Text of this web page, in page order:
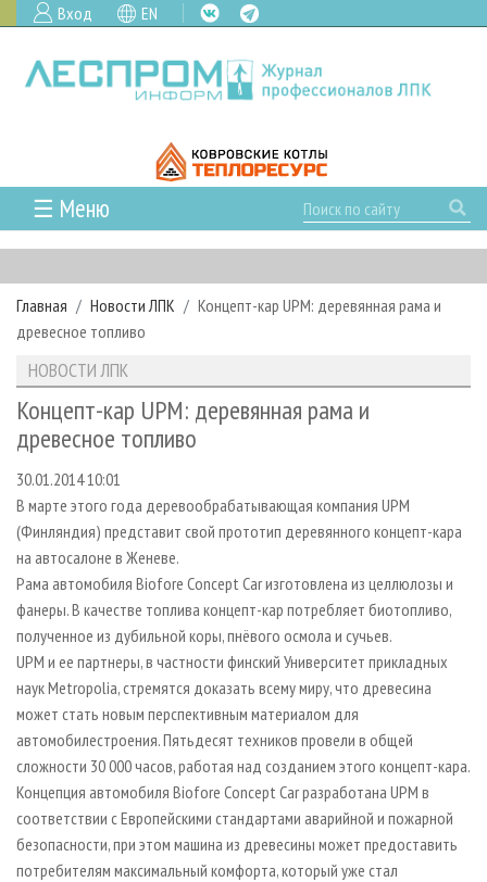
Вход EN
☰ Меню
ГЛАВНАЯ
РУБРИКИ И ТЕМЫ
РУБРИКИ ЖУРНАЛА
ЛЕСОЗАГОТОВКА
ЛЕСОПИЛЕНИЕ
СУШКА ДРЕВЕСИНЫ
ПРОИЗВОДСТВО ДРЕВЕСНЫХ ПЛИТ
ДЕРЕВЯННОЕ ДОМОСТРОЕНИЕ
ПРОИЗВОДСТВО МЕБЕЛИ
БИОЭНЕРГЕТИКА
ЦБП
ИНСТРУМЕНТ И МАТЕРИАЛЫ
НОВОСТИ
НОВОСТИ ЛПК
НОВОСТИ ЖУРНАЛА
ПРОЕКТЫ ЛПИ
АНАЛИТИКА
ПРЕДПРИЯТИЯ ЛПК
ПЕРСОНЫ
МОБИЛЬНЫЕ ВЫСТАВКИ
ОФИЦИАЛЬНЫЕ ДЕЛЕГАЦИИ
ПРИОРИТЕТНЫЕ ИНВЕСТПРОЕКТЫ
RUSSIAN FORESTRY REVIEW
ГАЗЕТА ЛЕСПРОМФОРУМ
БИБЛИОТЕКА СПЕЦИАЛИСТА
АРХИВ ЖУРНАЛОВ
О ЖУРНАЛЕ
ПОДПИСКА
КОНТАКТЫ
РЕКЛАМОДАТЕЛЯМ
РЕКЛАМА
РЕКЛАМА НА САЙТЕ
Главная Новости ЛПК
Концепт-кар UPM: деревянная рама и
древесное топливо
НОВОСТИ ЛПК
Концепт-кар UPM: деревянная рама и
древесное топливо
30.01.2014 10:01
В марте этого года деревообрабатывающая компания UPM
(Финляндия) представит свой прототип деревянного концепт-кара
на автосалоне в Женеве.
Рама автомобиля Biofore Concept Car изготовлена из целлюлозы и
фанеры. В качестве топлива концепт-кар потребляет биотопливо,
полученное из дубильной коры, пнёвого осмола и сучьев.
UPM и ее партнеры, в частности финский Университет прикладных
наук Metropolia, стремятся доказать всему миру, что древесина
может стать новым перспективным материалом для
автомобилестроения. Пятьдесят техников провели в общей
сложности 30 000 часов, работая над созданием этого концепт-кара.
Концепция автомобиля Biofore Concept Car разработана UPM в
соответствии с Европейскими стандартами аварийной и пожарной
безопасности, при этом машина из древесины может предоставить
потребителям максимальный комфорта, который уже стал